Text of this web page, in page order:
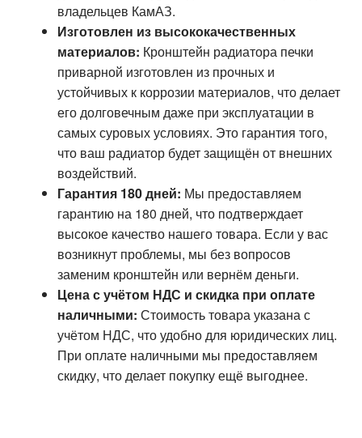
владельцев КамАЗ.
Изготовлен из высококачественных
материалов: Кронштейн радиатора печки
приварной изготовлен из прочных и
устойчивых к коррозии материалов, что делает
его долговечным даже при эксплуатации в
самых суровых условиях. Это гарантия того,
что ваш радиатор будет защищён от внешних
воздействий.
Гарантия 180 дней: Мы предоставляем
гарантию на 180 дней, что подтверждает
высокое качество нашего товара. Если у вас
возникнут проблемы, мы без вопросов
заменим кронштейн или вернём деньги.
Цена с учётом НДС и скидка при оплате
наличными: Стоимость товара указана с
учётом НДС, что удобно для юридических лиц.
При оплате наличными мы предоставляем
скидку, что делает покупку ещё выгоднее.